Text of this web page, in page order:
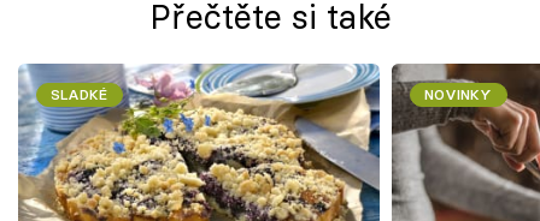
Přečtěte si také
SLADKÉ NOVINKY